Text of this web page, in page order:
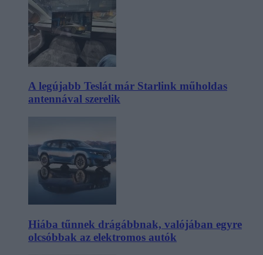
A legújabb Teslát már Starlink műholdas
antennával szerelik
Hiába tűnnek drágábbnak, valójában egyre
olcsóbbak az elektromos autók